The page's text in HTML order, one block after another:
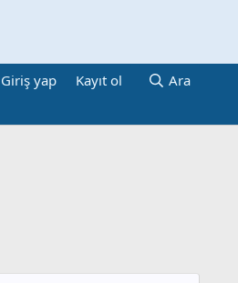
Giriş yap Kayıt ol Ara